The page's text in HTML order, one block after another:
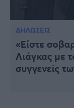
ΔΗΛΩΣΕΙΣ
«Είστε
Λιάγκας με
συγγενείς